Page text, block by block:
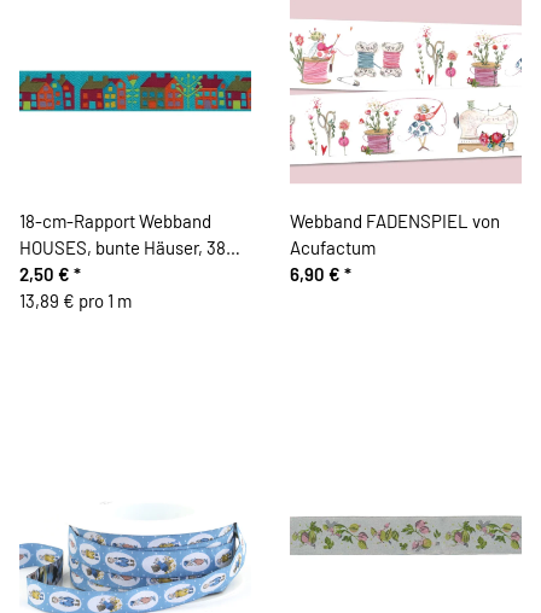
18-cm-Rapport Webband
HOUSES, bunte Häuser, 38
mm breit, türkis-orange
2,50 € *
13,89 € pro 1 m
Webband FADENSPIEL von
Acufactum
6,90 € *